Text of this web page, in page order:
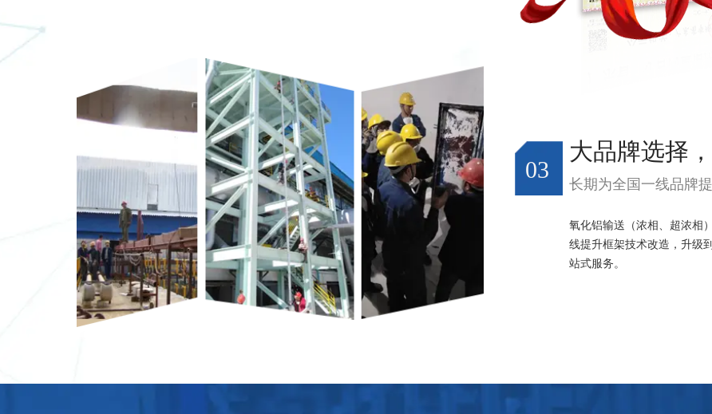
03
大品牌选择
长期为全国一线品牌
氧化铝输送（浓相、超浓相
线提升框架技术改造，升级
站式服务。